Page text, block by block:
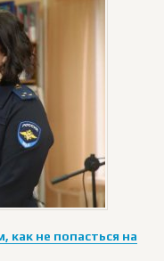
как не попасться на